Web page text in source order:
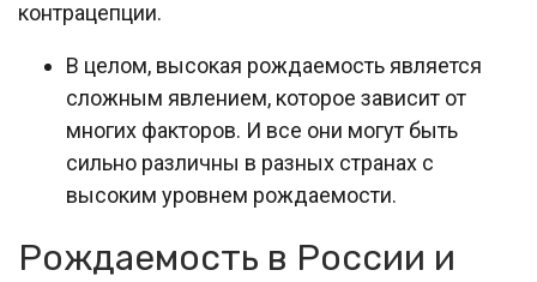
контрацепции.
В целом, высокая рождаемость является
сложным явлением, которое зависит от
многих факторов. И все они могут быть
сильно различны в разных странах с
высоким уровнем рождаемости.
Рождаемость в России и